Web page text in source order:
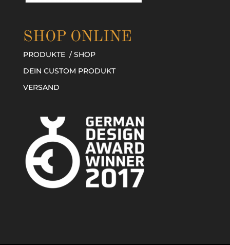
SHOP ONLINE
PRODUKTE / SHOP
DEIN CUSTOM PRODUKT
VERSAND